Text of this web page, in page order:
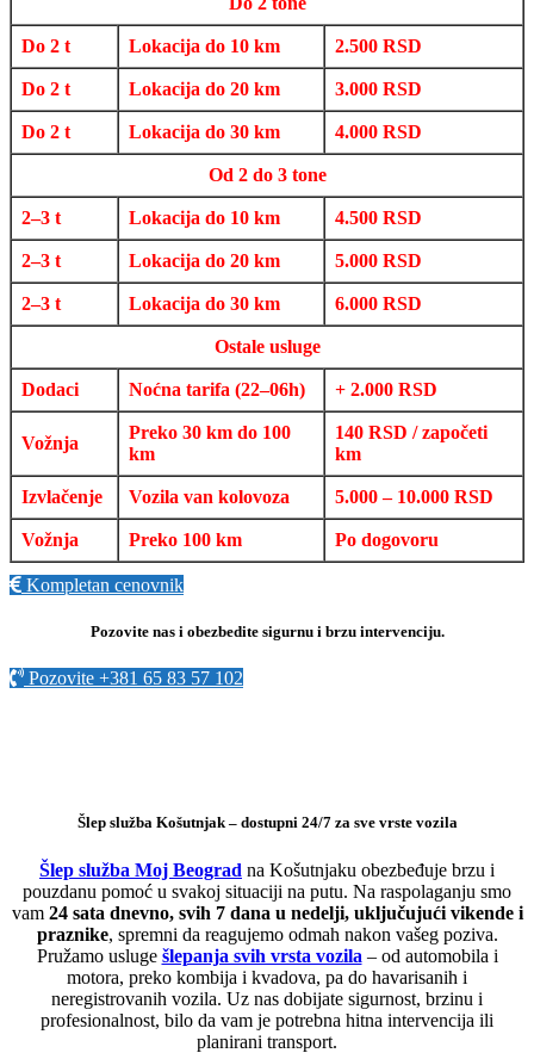
Do 2 t Lokacija do 10 km 2.500 RSD
Do 2 t Lokacija do 20 km 3.000 RSD
Do 2 t Lokacija do 30 km 4.000 RSD
Od 2 do 3 tone
2–3 t Lokacija do 10 km 4.500 RSD
2–3 t Lokacija do 20 km 5.000 RSD
2–3 t Lokacija do 30 km 6.000 RSD
Ostale usluge
Dodaci Noćna tarifa (22–06h) + 2.000 RSD
Vožnja
Preko 30 km do 100
km
140 RSD / započeti
km
Izvlačenje Vozila van kolovoza 5.000 – 10.000 RSD
Vožnja Preko 100 km Po dogovoru
Kompletan cenovnik
Pozovite nas i obezbedite sigurnu i brzu intervenciju.
Pozovite +381 65 83 57 102
Šlep služba Košutnjak – dostupni 24/7 za sve vrste vozila
Šlep služba Moj Beograd na Košutnjaku obezbeđuje brzu i
pouzdanu pomoć u svakoj situaciji na putu. Na raspolaganju smo
vam 24 sata dnevno, svih 7 dana u nedelji, uključujući vikende i
praznike, spremni da reagujemo odmah nakon vašeg poziva.
Pružamo usluge šlepanja svih vrsta vozila – od automobila i
motora, preko kombija i kvadova, pa do havarisanih i
neregistrovanih vozila. Uz nas dobijate sigurnost, brzinu i
profesionalnost, bilo da vam je potrebna hitna intervencija ili
planirani transport.